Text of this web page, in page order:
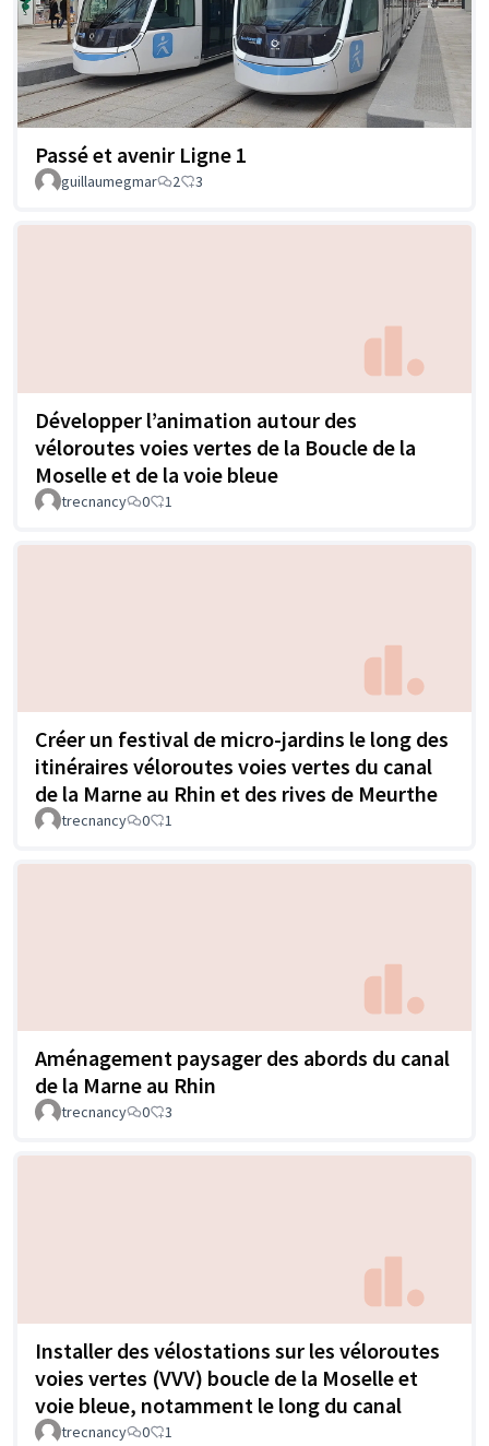
Passé et avenir Ligne 1
guillaumegmar 2 3
Développer l’animation autour des
véloroutes voies vertes de la Boucle de la
Moselle et de la voie bleue
trecnancy 0 1
Créer un festival de micro-jardins le long des
itinéraires véloroutes voies vertes du canal
de la Marne au Rhin et des rives de Meurthe
trecnancy 0 1
Aménagement paysager des abords du canal
de la Marne au Rhin
trecnancy 0 3
Installer des vélostations sur les véloroutes
voies vertes (VVV) boucle de la Moselle et
voie bleue, notamment le long du canal
trecnancy 0 1